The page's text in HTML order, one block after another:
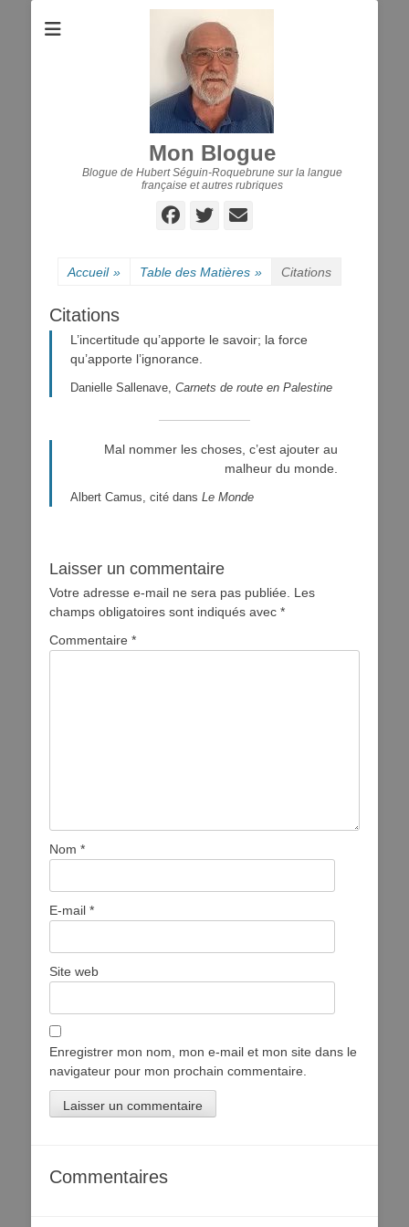
Mon Blogue
Blogue de Hubert Séguin-Roquebrune sur la langue
française et autres rubriques
Facebook
Twitter
E-
Accueil » Table des Matières » Citations
Citations
L’incertitude qu’apporte le savoir; la force
qu’apporte l’ignorance.
Danielle Sallenave, Carnets de route en Palestine
Mal nommer les choses, c’est ajouter au
malheur du monde.
Albert Camus, cité dans Le Monde
Laisser un commentaire
Votre adresse e-mail ne sera pas publiée. Les
champs obligatoires sont indiqués avec *
Commentaire *
Nom *
E-mail *
Site web
Enregistrer mon nom, mon e-mail et mon site dans le
navigateur pour mon prochain commentaire.
Commentaires